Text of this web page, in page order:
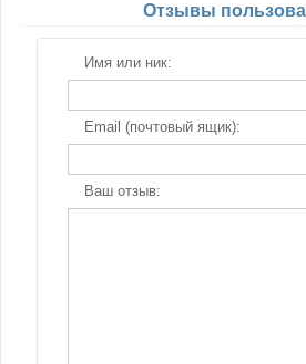
Отзывы
Имя или ник:
Email (почтовый ящик):
Ваш отзыв: